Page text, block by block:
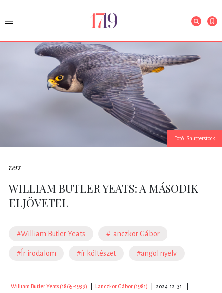
Fotó: Shutterstock
vers
WILLIAM BUTLER YEATS: A MÁSODIK
ELJÖVETEL
#William Butler Yeats #Lanczkor Gábor
#Ír irodalom #ír költészet #angol nyelv
William Butler Yeats (1865-1939) Lanczkor Gábor (1981) 2024. 12. 31.